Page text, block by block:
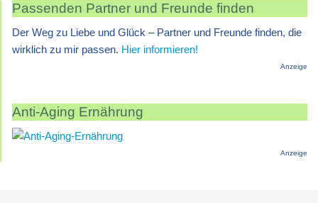
Passenden Partner und Freunde finden
Der Weg zu Liebe und Glück – Partner und Freunde finden, die
wirklich zu mir passen. Hier informieren!
Anzeige
Anti-Aging Ernährung
Anzeige